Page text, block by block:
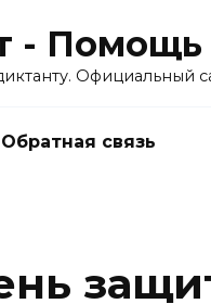
- Помощь
Официальный
Обратная связь